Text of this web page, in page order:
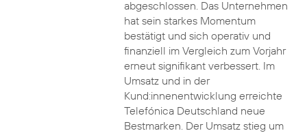
abgeschlossen. Das Unternehmen
hat sein starkes Momentum
bestätigt und sich operativ und
finanziell im Vergleich zum Vorjahr
erneut signifikant verbessert. Im
Umsatz und in der
Kund:innenentwicklung erreichte
Telefónica Deutschland neue
Bestmarken. Der Umsatz stieg um